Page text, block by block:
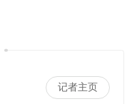
记者主页